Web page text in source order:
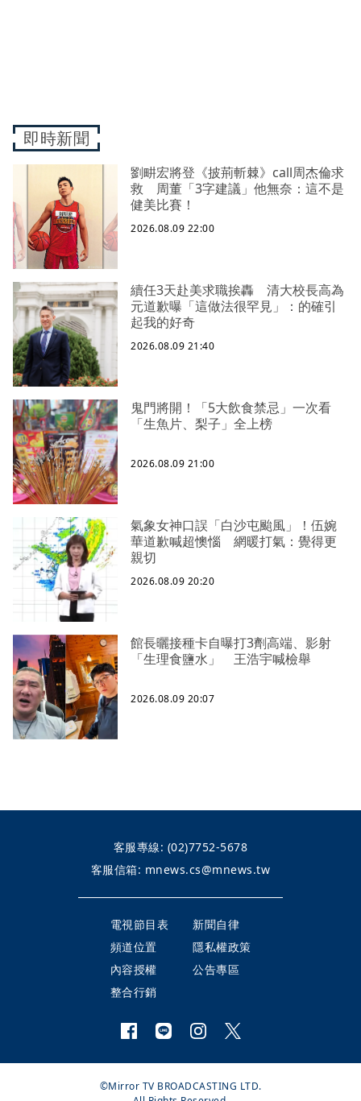
即時新聞
劉畊宏將登《披荊斬棘》call周杰倫求
救 周董「3字建議」他無奈：這不是
健美比賽！
2026.08.09 22:00
續任3天赴美求職挨轟 清大校長高為
元道歉曝「這做法很罕見」：的確引
起我的好奇
2026.08.09 21:40
鬼門將開！「5大飲食禁忌」一次看
「生魚片、梨子」全上榜
2026.08.09 21:00
氣象女神口誤「白沙屯颱風」！伍婉
華道歉喊超懊惱 網暖打氣：覺得更
親切
2026.08.09 20:20
館長曬接種卡自曝打3劑高端、影射
「生理食鹽水」 王浩宇喊檢舉
2026.08.09 20:07
客服專線: (02)7752-5678
客服信箱: mnews.cs@mnews.tw
電視節目表
新聞自律
頻道位置
隱私權政策
內容授權
公告專區
整合行銷
©Mirror TV BROADCASTING LTD.